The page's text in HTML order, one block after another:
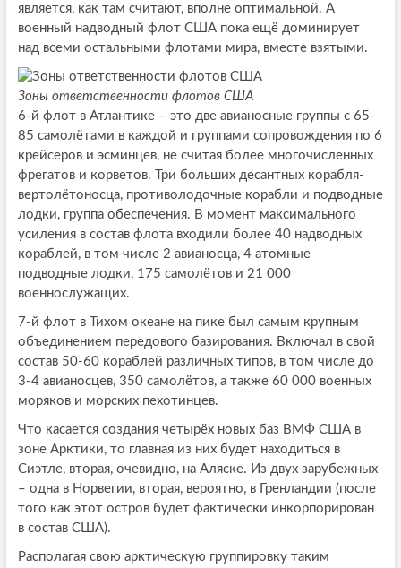
является, как там считают, вполне оптимальной. А
военный надводный флот США пока ещё доминирует
над всеми остальными флотами мира, вместе взятыми.
Зоны ответственности флотов США
6-й флот в Атлантике – это две авианосные группы с 65-
85 самолётами в каждой и группами сопровождения по 6
крейсеров и эсминцев, не считая более многочисленных
фрегатов и корветов. Три больших десантных корабля-
вертолётоносца, противолодочные корабли и подводные
лодки, группа обеспечения. В момент максимального
усиления в состав флота входили более 40 надводных
кораблей, в том числе 2 авианосца, 4 атомные
подводные лодки, 175 самолётов и 21 000
военнослужащих.
7-й флот в Тихом океане на пике был самым крупным
объединением передового базирования. Включал в свой
состав 50-60 кораблей различных типов, в том числе до
3-4 авианосцев, 350 самолётов, а также 60 000 военных
моряков и морских пехотинцев.
Что касается создания четырёх новых баз ВМФ США в
зоне Арктики, то главная из них будет находиться в
Сиэтле, вторая, очевидно, на Аляске. Из двух зарубежных
– одна в Норвегии, вторая, вероятно, в Гренландии (после
того как этот остров будет фактически инкорпорирован
в состав США).
Располагая свою арктическую группировку таким